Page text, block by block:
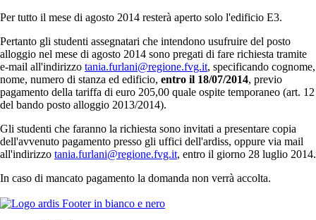
Per tutto il mese di agosto 2014 resterà aperto solo l'edificio E3.
Pertanto gli studenti assegnatari che intendono usufruire del posto
alloggio nel mese di agosto 2014 sono pregati di fare richiesta tramite
e-mail all'indirizzo tania.furlani@regione.fvg.it, specificando cognome,
nome, numero di stanza ed edificio, entro il 18/07/2014, previo
pagamento della tariffa di euro 205,00 quale ospite temporaneo (art. 12
del bando posto alloggio 2013/2014).
Gli studenti che faranno la richiesta sono invitati a presentare copia
dell'avvenuto pagamento presso gli uffici dell'ardiss, oppure via mail
all'indirizzo tania.furlani@regione.fvg.it, entro il giorno 28 luglio 2014.
In caso di mancato pagamento la domanda non verrà accolta.